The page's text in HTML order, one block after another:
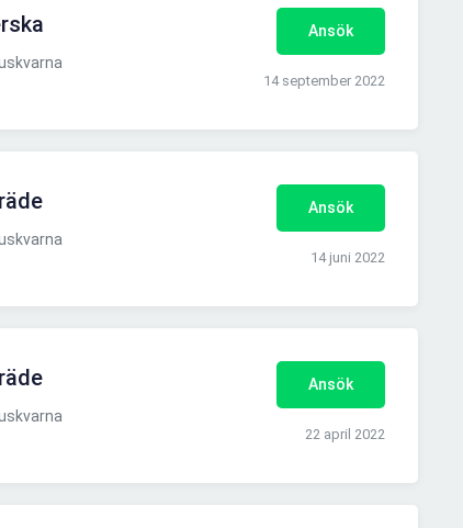
Ansök
14 september 2022
Ansök
14 juni 2022
Ansök
22 april 2022